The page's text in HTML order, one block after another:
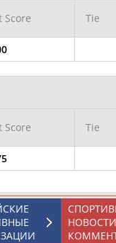
либо ошибку
страны!
Score Tie
Score Tie